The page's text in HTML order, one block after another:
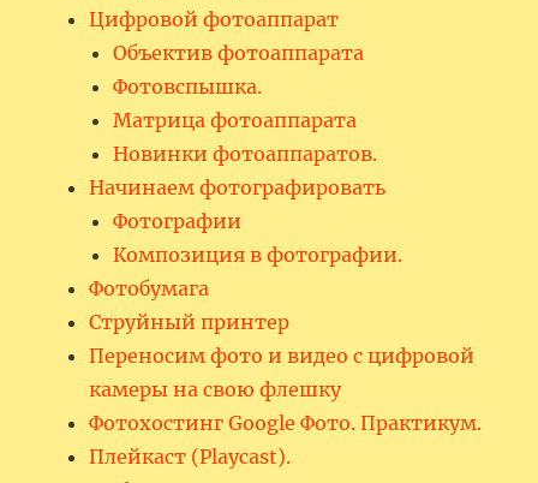
Цифровой фотоаппарат
Объектив фотоаппарата
Фотовспышка.
Матрица фотоаппарата
Новинки фотоаппаратов.
Начинаем фотографировать
Фотографии
Композиция в фотографии.
Фотобумага
Струйный принтер
Переносим фото и видео с цифровой
камеры на свою флешку
Фотохостинг Google Фото. Практикум.
Плейкаст (Playcast).